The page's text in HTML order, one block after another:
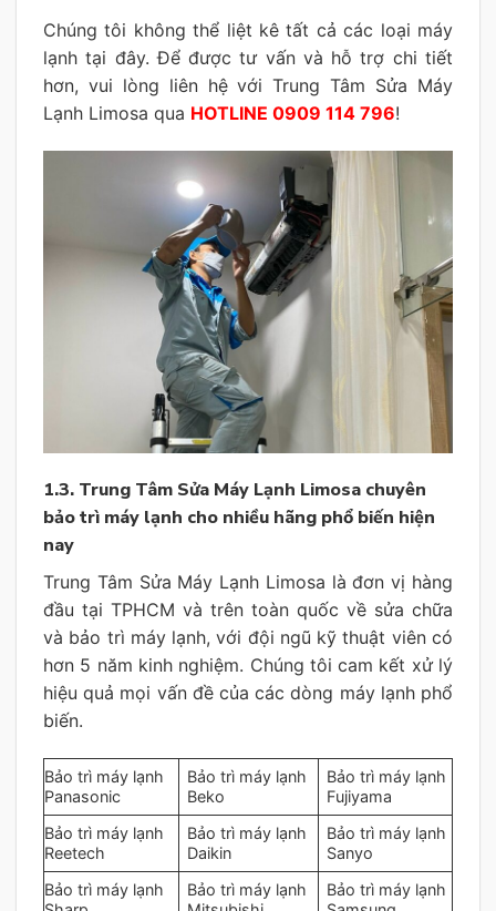
Chúng tôi không thể liệt kê tất cả các loại máy
lạnh tại đây. Để được tư vấn và hỗ trợ chi tiết
hơn, vui lòng liên hệ với Trung Tâm Sửa Máy
Lạnh Limosa qua HOTLINE 0909 114 796!
1.3. Trung Tâm Sửa Máy Lạnh Limosa chuyên
bảo trì máy lạnh cho nhiều hãng phổ biến hiện
nay
Trung Tâm Sửa Máy Lạnh Limosa là đơn vị hàng
đầu tại TPHCM và trên toàn quốc về sửa chữa
và bảo trì máy lạnh, với đội ngũ kỹ thuật viên có
hơn 5 năm kinh nghiệm. Chúng tôi cam kết xử lý
hiệu quả mọi vấn đề của các dòng máy lạnh phổ
biến.
Bảo trì máy lạnh
Panasonic
Bảo trì máy lạnh
Beko
Bảo trì máy lạnh
Fujiyama
Bảo trì máy lạnh
Reetech
Bảo trì máy lạnh
Daikin
Bảo trì máy lạnh
Sanyo
Bảo trì máy lạnh
Bảo trì máy lạnh
Bảo trì máy lạnh